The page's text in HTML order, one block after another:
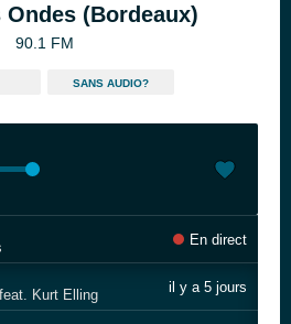
Ondes (Bordeaux)
90.1 FM
SANS AUDIO?
En direct
Kurt Elling
il y a 5 jours